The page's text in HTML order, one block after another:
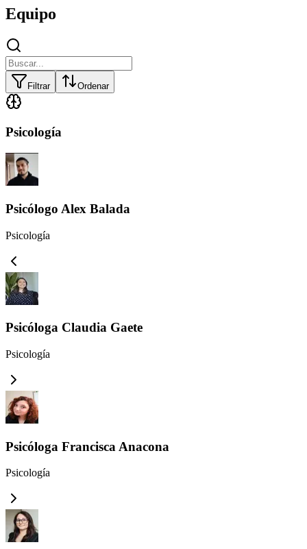
Equipo
Filtrar Ordenar
Psicología
Psicólogo Alex Balada
Psicología
Psicóloga Claudia Gaete
Psicología
Psicóloga Francisca Anacona
Psicología